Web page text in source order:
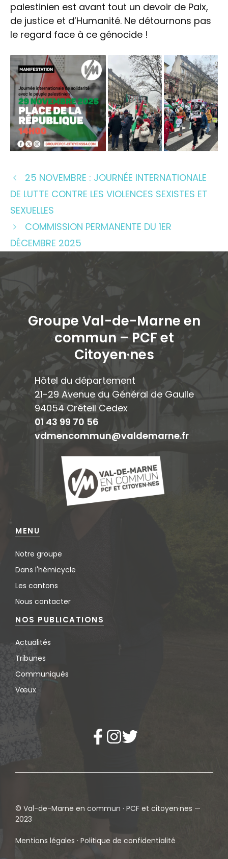
palestinien est avant tout un devoir de Paix,
de justice et d’Humanité. Ne détournons pas
le regard face à ce génocide !
25 NOVEMBRE : JOURNÉE INTERNATIONALE
DE LUTTE CONTRE LES VIOLENCES SEXISTES ET
SEXUELLES
COMMISSION PERMANENTE DU 1ER
DÉCEMBRE 2025
Groupe Val-de-Marne en
commun – PCF et
Citoyen·nes
Hôtel du département
21-29 Avenue du Général de Gaulle
94054 Créteil Cedex
01 43 99 70 56
vdmencommun@valdemarne.fr
MENU
Notre groupe
Dans l'hémicycle
Les cantons
Nous contacter
NOS PUBLICATIONS
Actualités
Tribunes
Communiqués
Vœux
© Val-de-Marne en commun · PCF et citoyen·nes —
2023
Mentions légales · Politique de confidentialité